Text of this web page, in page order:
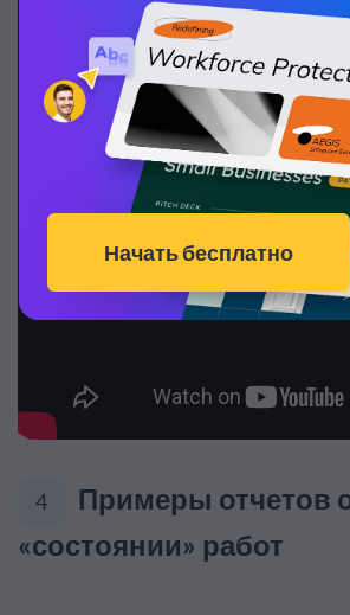
4
Примеры отчетов
«состоянии» работ